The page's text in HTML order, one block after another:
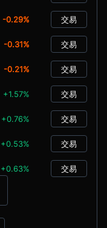
-0.29% 交易
-0.31% 交易
-0.21% 交易
+1.57% 交易
+0.76% 交易
+0.53% 交易
+0.63% 交易